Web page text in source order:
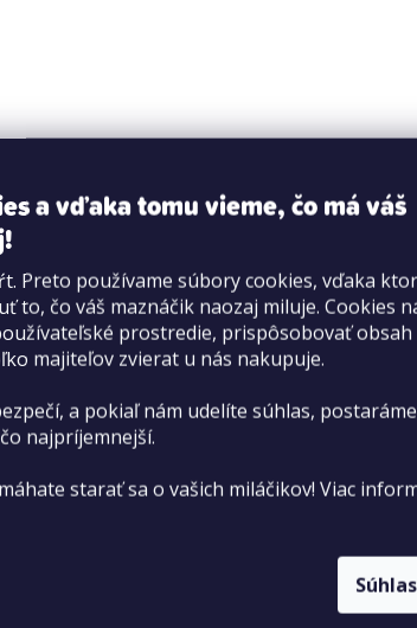
a vďaka tomu vieme, čo má váš
Preto používame súbory cookies, vďaka
to, čo váš maznáčik naozaj miluje. Cookies
prostredie, prispôsobovať obsah
majiteľov zvierat u nás nakupuje.
a pokiaľ nám udelíte súhlas,
najpríjemnejší.
starať sa o vašich miláčikov! Viac